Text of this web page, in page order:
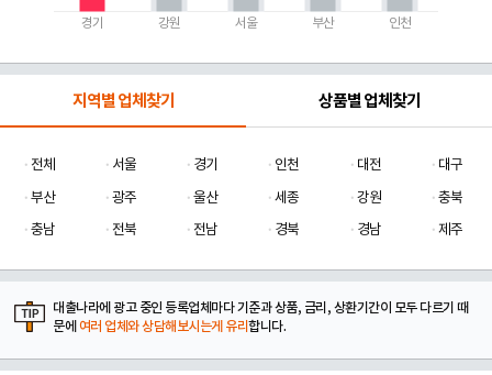
경기 강원 서울 부산 인천
지역별 업체찾기 상품별 업체찾기
전체 서울 경기 인천 대전
대구
부산
광주 울산 세종 강원
충북
충남
전북 전남 경북 경남 제주
대출나라에 광고 중인 등록업체마다 기준과 상품, 금리, 상환기간이 모두 다르기 때
문에 여러 업체와 상담해보시는게 유리합니다.